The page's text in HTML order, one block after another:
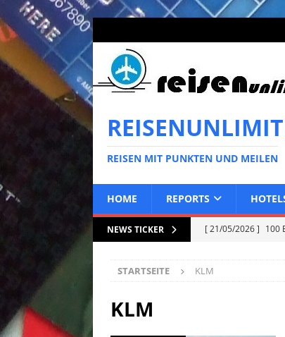
REISEN MIT PUNKTEN UND MEILEN
HOME REPORTS
NEWS TICKER [ 21/05/2026 ] 100
[ 10/05/2026 ]
STARTSEITE KLM
KLM